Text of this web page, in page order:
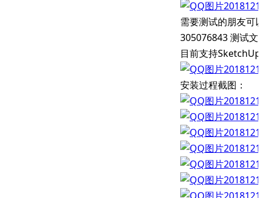
需要测试的朋友可
305076843 测试文
目前支持
安装过程截图：